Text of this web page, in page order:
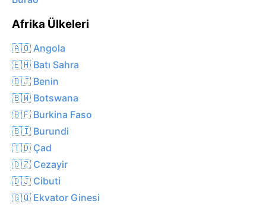
Afrika Ülkeleri
🇦🇴 Angola
🇪🇭 Batı Sahra
🇧🇯 Benin
🇧🇼 Botswana
🇧🇫 Burkina Faso
🇧🇮 Burundi
🇹🇩 Çad
🇩🇿 Cezayir
🇩🇯 Cibuti
🇬🇶 Ekvator Ginesi